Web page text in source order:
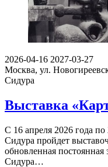
2026-04-16 2027-03-27
Москва, ул.
Сидура
Выставка
С 16 апреля 2026 года
Сидура пройдет
обновленная
Сидура…